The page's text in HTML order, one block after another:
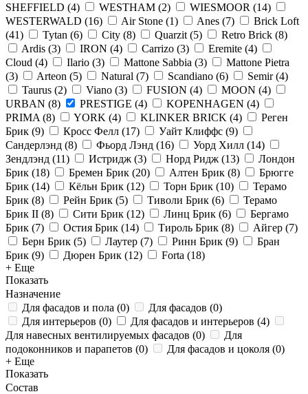
SHEFFIELD (4) WESTHAM (2) WIESMOOR (14)
WESTERWALD (16) Air Stone (1) Anes (7)
Brick Loft
(41) Tytan (6) City (8) Quarzit (5) Retro Brick (8)
Ardis (3) IRON (4) Carrizo (3) Eremite (4)
Cloud (4) Ilario (3) Mattone Sabbia (3)
Mattone Pietra
(3) Arteon (5) Natural (7) Scandiano (6) Semir(4)
Taurus (2) Viano (3) FUSION (4) MOON (4)
URBAN (8) PRESTIGE (4) KOPENHAGEN (4)
PRIMA (8) YORK (4) KLINKER BRICK (4)
Реген
Брик (9) Кросс Фелл (17) Уайт Клиффс (9)
Сандерлэнд (8) Фьорд Лэнд (16) Уорд Хилл (14)
Зендлэнд (11) Истридж (3) Норд Ридж (13)
Лондон
Брик (18) Бремен Брик (20) Алтен Брик (8)
Брюгге
Брик (14) Кёльн Брик (12) Торн Брик (10)
Терамо
Брик (8) Рейн Брик (5) Тиволи Брик (6)
Терамо
Брик II (8) Сити Брик (12) Линц Брик (6)
Бергамо
Брик (7) Остия Брик (14) Тироль Брик (8) Айгер (7)
Берн Брик (5) Лаутер (7) Ринн Брик (9)
Бран
Брик (9) Дюрен Брик (12) Forta (18)
+ Еще
Показать
Назначение
Для фасадов и пола (0) Для фасадов (0)
Для интерьеров (0) Для фасадов и интерьеров (4)
Для навесных вентилируемых фасадов (0)
Для
подоконников и парапетов (0) Для фасадов и цоколя (0)
+ Еще
Показать
Состав